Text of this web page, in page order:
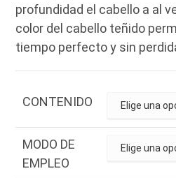
profundidad el cabello a al
color del cabello teñido
tiempo perfecto y sin
CONTENIDO
MODO DE
EMPLEO